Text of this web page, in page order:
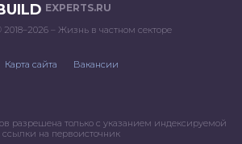
EXPERTS.RU
2018–2026 – Жизнь в частном секторе
Карта сайта Вакансии
разрешена только с указанием индексируемой
ссылки на первоисточник